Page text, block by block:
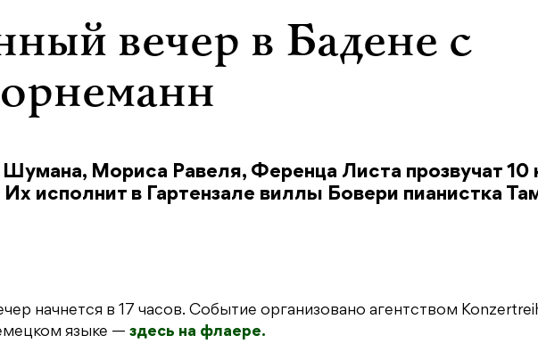
вечер в Бадене с
Шумана, Мориса Равеля, Ференца Листа прозвучат 10
исполнит в Гартензале виллы Бовери пианистка
начнется в 17 часов. Событие организовано агентством
языке — здесь на флаере.